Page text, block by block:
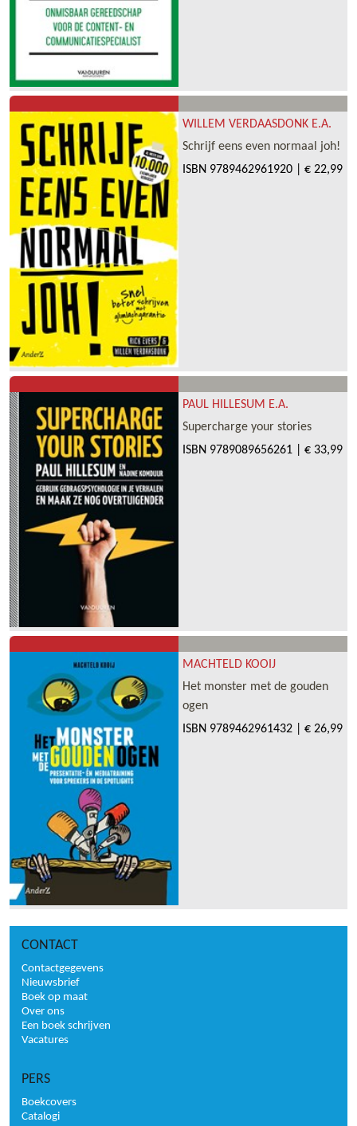
WILLEM VERDAASDONK E.A.
Schrijf eens even normaal joh!
ISBN 9789462961920 € 22,99
PAUL HILLESUM E.A.
Supercharge your stories
ISBN 9789089656261 € 33,99
MACHTELD KOOIJ
Het monster met de gouden
ogen
ISBN 9789462961432 € 26,99
CONTACT
Contactgegevens
Nieuwsbrief
Boek op maat
Over ons
Een boek schrijven
Vacatures
PERS
Boekcovers
Catalogi